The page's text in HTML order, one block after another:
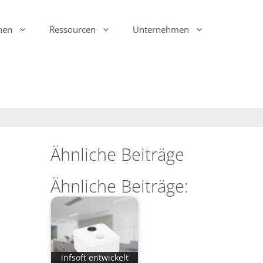
infsoft Sensors
infsoft Automation
infsoft CAFM
Ressourcen Unternehmen
Ähnliche Beiträge
Ähnliche Beiträge:
infsoft entwickelt